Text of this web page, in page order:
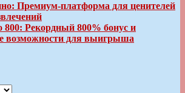
Премиум-платформа для ценителей
800: Рекордный 800% бонус и
возможности для выигрыша